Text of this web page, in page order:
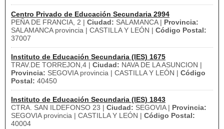
Centro Privado de Educación Secundaria 2994
PEÑA DE FRANCIA, 2 | Ciudad: SALAMANCA | Provincia:
SALAMANCA provincia | CASTILLA Y LEÓN | Código Postal:
37007
Instituto de Educación Secundaria (IES) 1675
TRAV.DE TORREJON,4 | Ciudad: NAVA DE LA ASUNCION |
Provincia: SEGOVIA provincia | CASTILLA Y LEÓN | Código
Postal: 40450
Instituto de Educación Secundaria (IES) 1843
CTRA. SAN ILDEFONSO 23 | Ciudad: SEGOVIA | Provincia:
SEGOVIA provincia | CASTILLA Y LEÓN | Código Postal:
40004